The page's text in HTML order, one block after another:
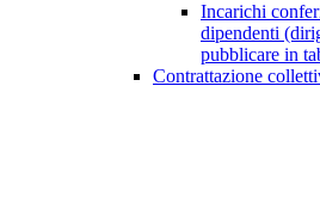
Incarichi
dipendenti
pubblicare in
Contrattazione